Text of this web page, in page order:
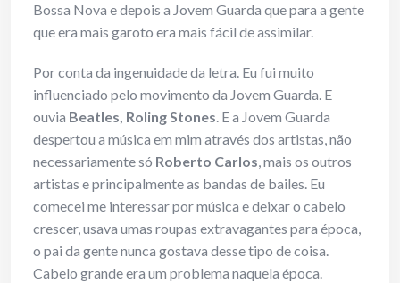
Bossa Nova e depois a Jovem Guarda que para a gente
que era mais garoto era mais fácil de assimilar.
Por conta da ingenuidade da letra. Eu fui muito
influenciado pelo movimento da Jovem Guarda. E
ouvia Beatles, Roling Stones. E a Jovem Guarda
despertou a música em mim através dos artistas, não
necessariamente só Roberto Carlos, mais os outros
artistas e principalmente as bandas de bailes. Eu
comecei me interessar por música e deixar o cabelo
crescer, usava umas roupas extravagantes para época,
o pai da gente nunca gostava desse tipo de coisa.
Cabelo grande era um problema naquela época.